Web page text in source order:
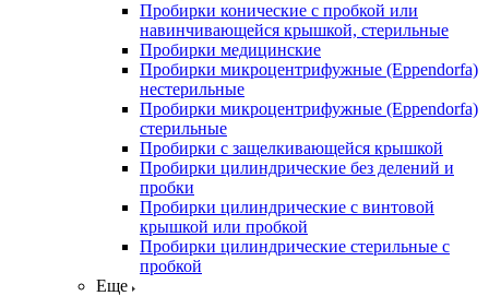
Пробирки конические с пробкой или
навинчивающейся крышкой, стерильные
Пробирки медицинские
Пробирки микроцентрифужные (Eppendorfа)
нестерильные
Пробирки микроцентрифужные (Eppendorfа)
стерильные
Пробирки с защелкивающейся крышкой
Пробирки цилиндрические без делений и
пробки
Пробирки цилиндрические с винтовой
крышкой или пробкой
Пробирки цилиндрические стерильные с
пробкой
Еще